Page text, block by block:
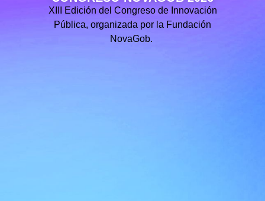
XIII Edición del Congreso de Innovación
Pública, organizada por la Fundación
NovaGob.